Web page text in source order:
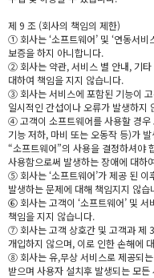
제 9 조 (회사의 책임의 제한)
① 회사는 ‘소프트웨어’ 및 ‘연동서
보증을 하지 아니합니다.
② 회사는 약관, 서비스 별 안내, 기타
대하여 책임을 지지 않습니다.
③ 회사는 서비스에 포함된 기능이
일시적인 간섭이나 오류가 발생하지
④ 고객이 소프트웨어를 사용할 경우
기능 저하, 마비 또는 오동작 등)가
“소프트웨어”의 사용을 결정하셔야
사용함으로써 발생하는 장애에 대하
⑤ 회사는 ‘소프트웨어’가 제공 된
발생하는 문제에 대해 책임지지 않습
⑥ 회사는 고객이 ‘소프트웨어’ 및
책임을 지지 않습니다.
⑦ 회사는 고객 상호간 및 고객과 제
개입하지 않으며, 이로 인한 손해에
⑧ 회사는 유,무상 서비스로 제공되는
받으며 사용자 설치후 발생되는 모